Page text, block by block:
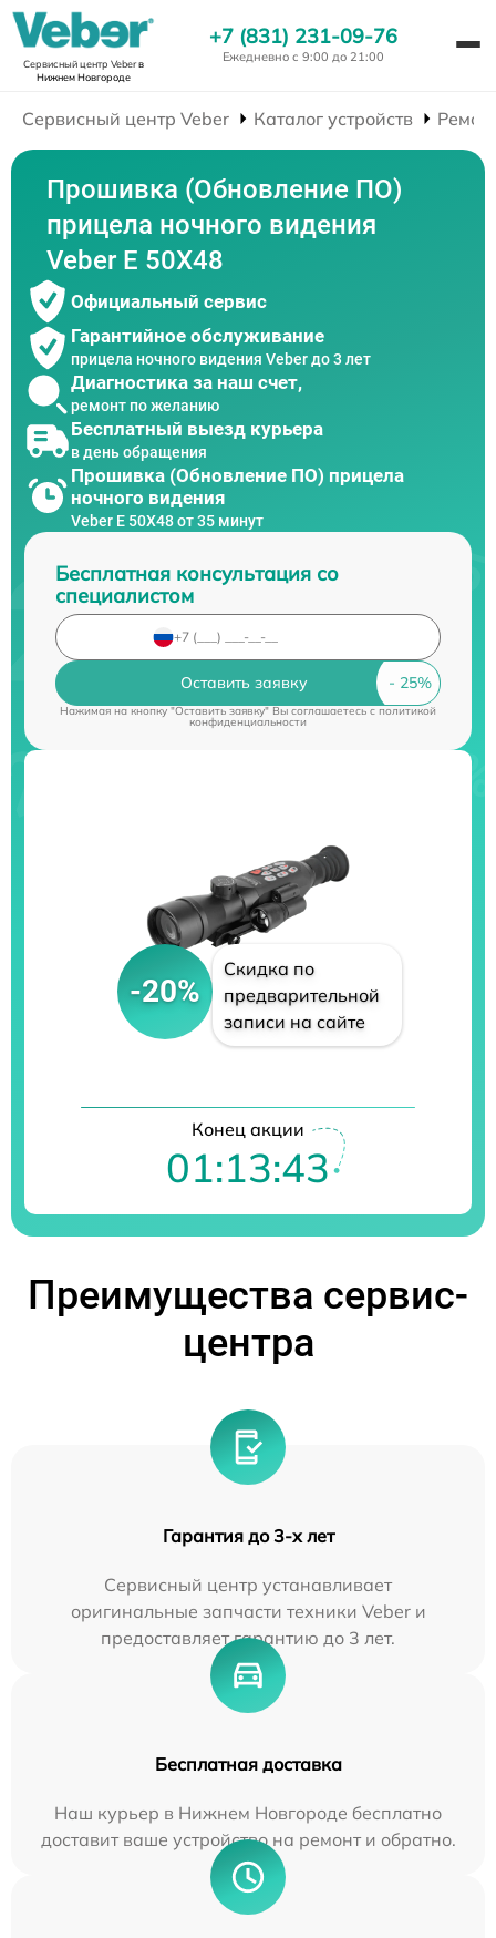
Сервисный центр Veberв
Нижнем Новгороде
+7 (831) 231-09-76
Ежедневно с 9:00 до 21:00
Сервисный центр Veber Каталог устройств
Прошивка (Обновление ПО)
прицела ночного видения
Veber E 50X48
Официальный сервис
Гарантийное обслуживание
прицела ночного видения Veber до 3 лет
Диагностика за наш счет,
ремонт по желанию
Бесплатный выезд курьера
в день обращения
Прошивка (Обновление ПО) прицела
ночного видения
Veber E 50X48 от 35 минут
Бесплатная консультация со
специалистом
Оставить заявку
Нажимая на кнопку "Оставить заявку" Вы соглашаетесь cполитикой
конфиденциальности
-20%
Скидка по
предварительной
записи на сайте
Конец акции
01:13:42
Преимущества сервис-
центра
Гарантия до 3-х лет
Сервисный центр устанавливает
оригинальные запчасти техники Veber и
предоставляет гарантию до 3 лет.
Бесплатная доставка
Наш курьер в Нижнем Новгороде бесплатно
доставит ваше устройство на ремонт и обратно.